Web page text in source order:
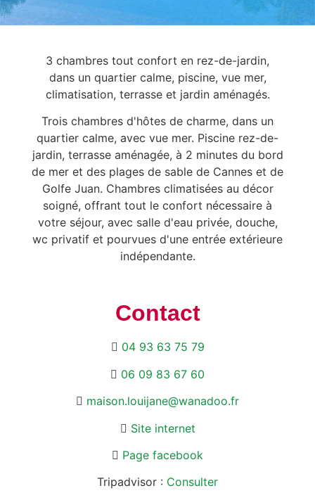
3 chambres tout confort en rez-de-jardin,
dans un quartier calme, piscine, vue mer,
climatisation, terrasse et jardin aménagés.
Trois chambres d'hôtes de charme, dans un
quartier calme, avec vue mer. Piscine rez-de-
jardin, terrasse aménagée, à 2 minutes du bord
de mer et des plages de sable de Cannes et de
Golfe Juan. Chambres climatisées au décor
soigné, offrant tout le confort nécessaire à
votre séjour, avec salle d'eau privée, douche,
wc privatif et pourvues d'une entrée extérieure
indépendante.
Contact
04 93 63 75 79
06 09 83 67 60
maison.louijane@wanadoo.fr
Site internet
Page facebook
Tripadvisor : Consulter